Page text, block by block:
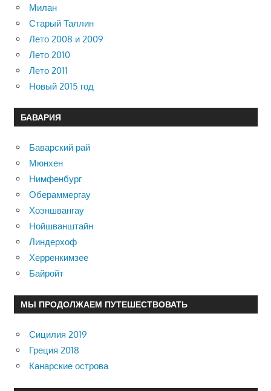
Милан
Старый Таллин
Лето 2008 и 2009
Лето 2010
Лето 2011
Новый 2015 год
БАВАРИЯ
Баварский рай
Мюнхен
Нимфенбург
Обераммергау
Хоэншвангау
Нойшванштайн
Линдерхоф
Херренкимзее
Байройт
МЫ ПРОДОЛЖАЕМ ПУТЕШЕСТВОВАТЬ
Сицилия 2019
Греция 2018
Канарские острова